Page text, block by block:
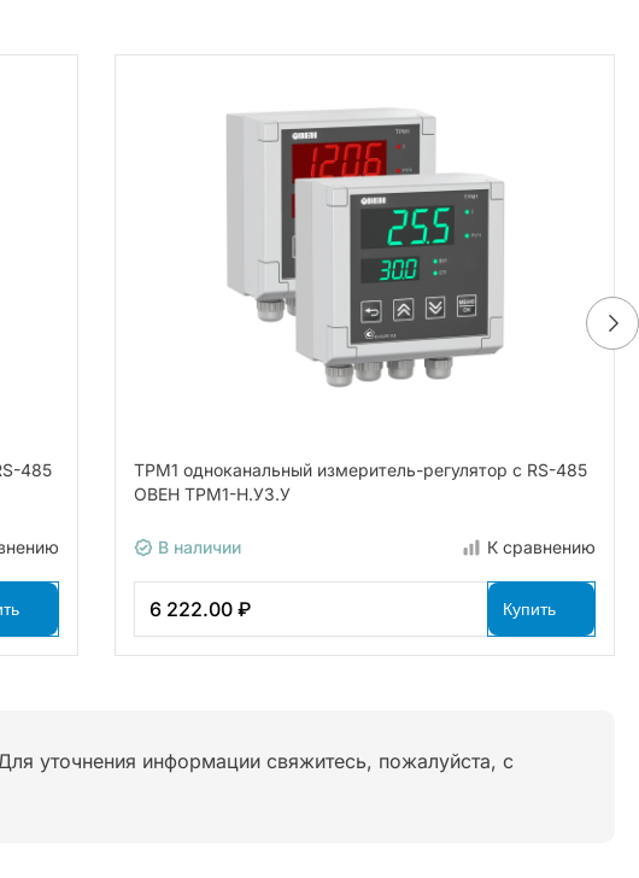
485
ТРМ1 одноканальный измеритель-регулятор с RS-485
ОВЕН ТРМ1-Н.У3.У
В наличии К сравнению
6 222.00 ₽ Купить
уточнения информации свяжитесь, пожалуйста, с